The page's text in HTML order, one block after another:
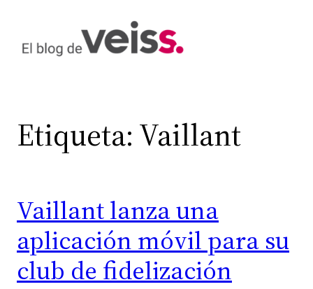
contenido
Etiqueta: Vaillant
Vaillant lanza una
aplicación móvil para su
club de fidelización